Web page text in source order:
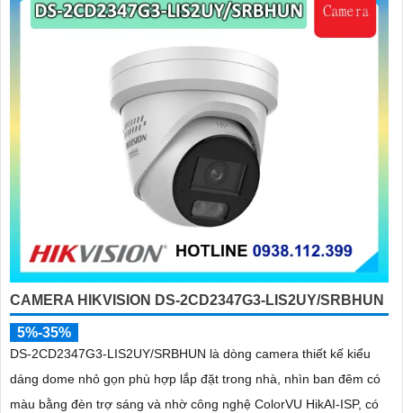
CAMERA HIKVISION DS-2CD2347G3-LIS2UY/SRBHUN
5%-35%
DS-2CD2347G3-LIS2UY/SRBHUN là dòng camera thiết kế kiểu
dáng dome nhỏ gọn phù hợp lắp đặt trong nhà, nhìn ban đêm có
màu bằng đèn trợ sáng và nhờ công nghệ ColorVU HikAI-ISP, có